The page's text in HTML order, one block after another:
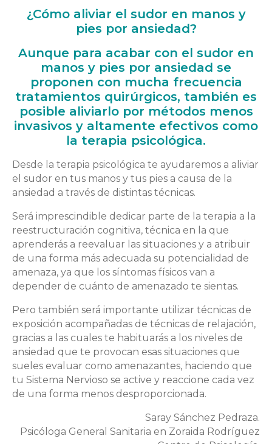
¿Cómo aliviar el sudor en manos y
pies por ansiedad?
Aunque para acabar con el sudor en
manos y pies por ansiedad se
proponen con mucha frecuencia
tratamientos quirúrgicos, también es
posible aliviarlo por métodos menos
invasivos y altamente efectivos como
la terapia psicológica.
Desde la terapia psicológica te ayudaremos a aliviar
el sudor en tus manos y tus pies a causa de la
ansiedad a través de distintas técnicas.
Será imprescindible dedicar parte de la terapia a la
reestructuración cognitiva, técnica en la que
aprenderás a reevaluar las situaciones y a atribuir
de una forma más adecuada su potencialidad de
amenaza, ya que los síntomas físicos van a
depender de cuánto de amenazado te sientas.
Pero también será importante utilizar técnicas de
exposición acompañadas de técnicas de relajación,
gracias a las cuales te habituarás a los niveles de
ansiedad que te provocan esas situaciones que
sueles evaluar como amenazantes, haciendo que
tu Sistema Nervioso se active y reaccione cada vez
de una forma menos desproporcionada.
Saray Sánchez Pedraza.
Psicóloga General Sanitaria en Zoraida Rodríguez